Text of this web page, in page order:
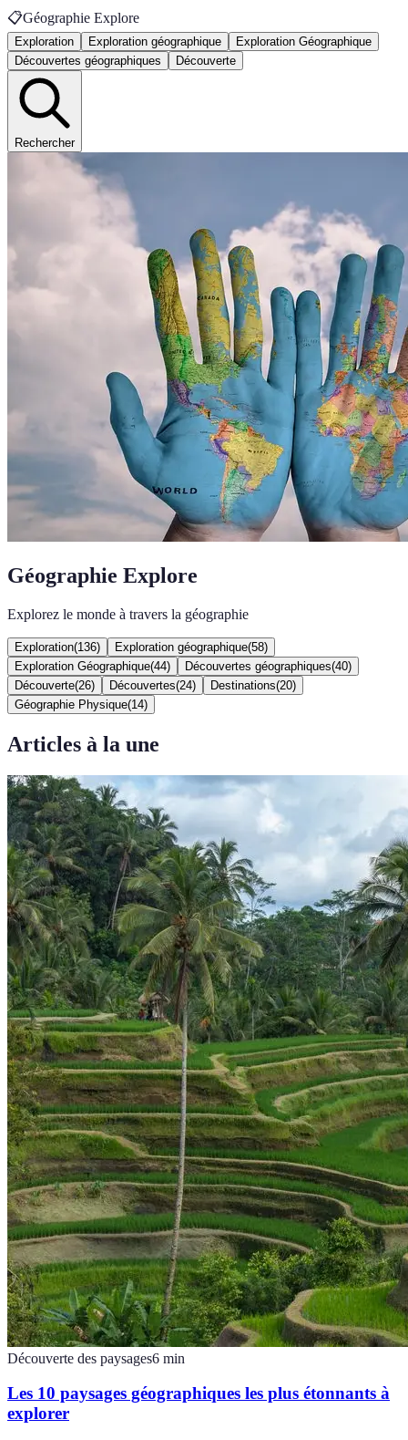
📋Géographie Explore
Exploration Exploration géographique
Exploration Géographique
Découvertes géographiques
Découverte
Rechercher
Géographie Explore
Explorez le monde à travers la géographie
Exploration(136) Exploration géographique(58)
Exploration Géographique(44) Découvertes géographiques(40)
Découverte(26) Découvertes(24) Destinations(20)
Géographie Physique(14)
Articles à la une
Découverte des paysages6 min
Les 10 paysages géographiques les plus étonnants à
explorer